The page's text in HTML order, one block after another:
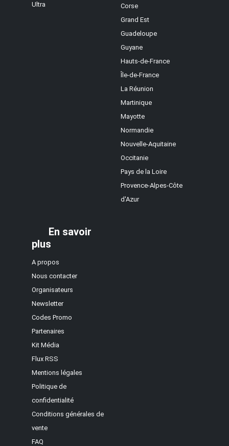
Ultra
Corse
Grand Est
Guadeloupe
Guyane
Hauts-de-France
Île-de-France
La Réunion
Martinique
Mayotte
Normandie
Nouvelle-Aquitaine
Occitanie
Pays de la Loire
Provence-Alpes-Côte
d'Azur
En savoir
plus
A propos
Nous contacter
Organisateurs
Newsletter
Codes Promo
Partenaires
Kit Média
Flux RSS
Mentions légales
Politique de
confidentialité
Conditions générales de
vente
FAQ